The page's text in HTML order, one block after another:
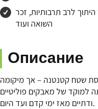
לרב תרבותיות, זכר
השואה ועוד
Описание
שטח קטנטנה – אך מיקומה
למוקד של מאבקים פוליטיים
ודתיים מאז ימי קדם ועד היום.